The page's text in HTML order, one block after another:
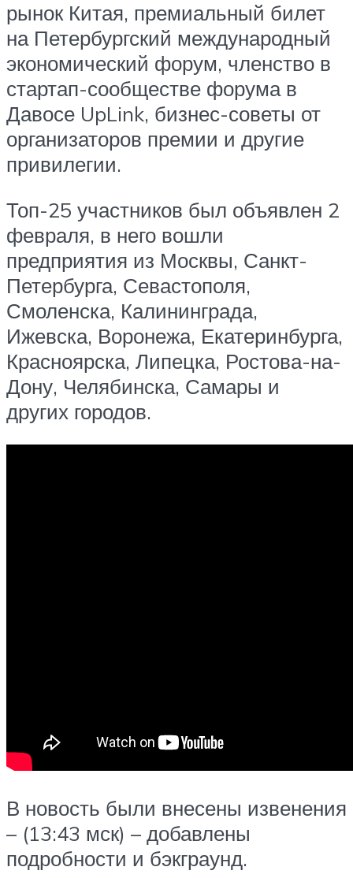
рынок Китая, премиальный билет
на Петербургский международный
экономический форум, членство в
стартап-сообществе форума в
Давосе UpLink, бизнес-советы от
организаторов премии и другие
привилегии.
Топ-25 участников был объявлен 2
февраля, в него вошли
предприятия из Москвы, Санкт-
Петербурга, Севастополя,
Смоленска, Калининграда,
Ижевска, Воронежа, Екатеринбурга,
Красноярска, Липецка, Ростова-на-
Дону, Челябинска, Самары и
других городов.
В новость были внесены извенения
– (13:43 мск) – добавлены
подробности и бэкграунд.